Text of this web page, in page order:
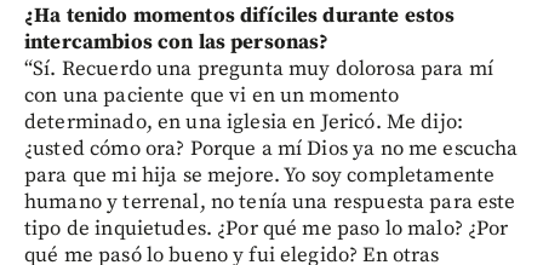
¿Ha tenido momentos difíciles durante estos
intercambios con las personas?
“Sí. Recuerdo una pregunta muy dolorosa para mí
con una paciente que vi en un momento
determinado, en una iglesia en Jericó. Me dijo:
¿usted cómo ora? Porque a mí Dios ya no me escucha
para que mi hija se mejore. Yo soy completamente
humano y terrenal, no tenía una respuesta para este
tipo de inquietudes. ¿Por qué me paso lo malo? ¿Por
qué me pasó lo bueno y fui elegido? En otras